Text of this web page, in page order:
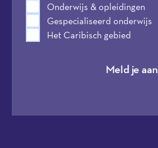
Onderwijs & opleidingen
Gespecialiseerd onderwijs
Het Caribisch gebied
Meld je aan